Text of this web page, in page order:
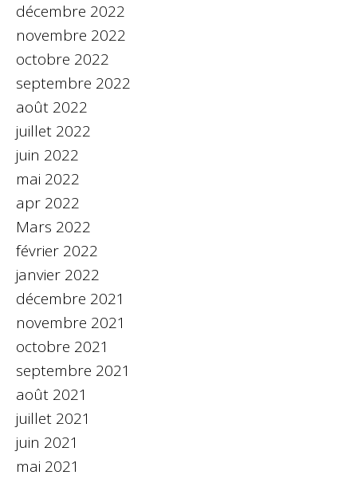
décembre 2022
novembre 2022
octobre 2022
septembre 2022
août 2022
juillet 2022
juin 2022
mai 2022
apr 2022
Mars 2022
février 2022
janvier 2022
décembre 2021
novembre 2021
octobre 2021
septembre 2021
août 2021
juillet 2021
juin 2021
mai 2021